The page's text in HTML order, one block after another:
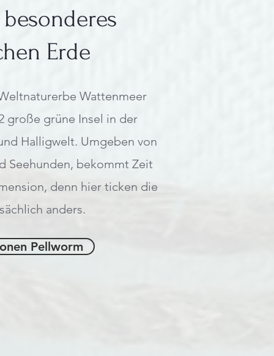
Erde
Wattenmeer
große grüne Insel in der
Halligwelt. Umgeben von
Seehunden, bekommt Zeit
denn hier ticken die
anders.
Pellworm